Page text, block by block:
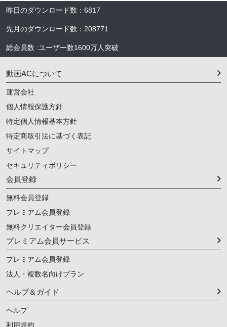
昨日のダウンロード数 ： 6817
先月のダウンロード数 ： 208771
総会員数 :ユーザー数1600万人 突破
動画ACについて
運営会社
個人情報保護方針
特定個人情報基本方針
特定商取引法に基づく表記
サイトマップ
セキュリティポリシー
会員登録
無料会員登録
プレミアム会員登録
無料クリエイター会員登録
プレミアム会員サービス
プレミアム会員登録
法人・複数名向けプラン
ヘルプ＆ガイド
ヘルプ
利用規約